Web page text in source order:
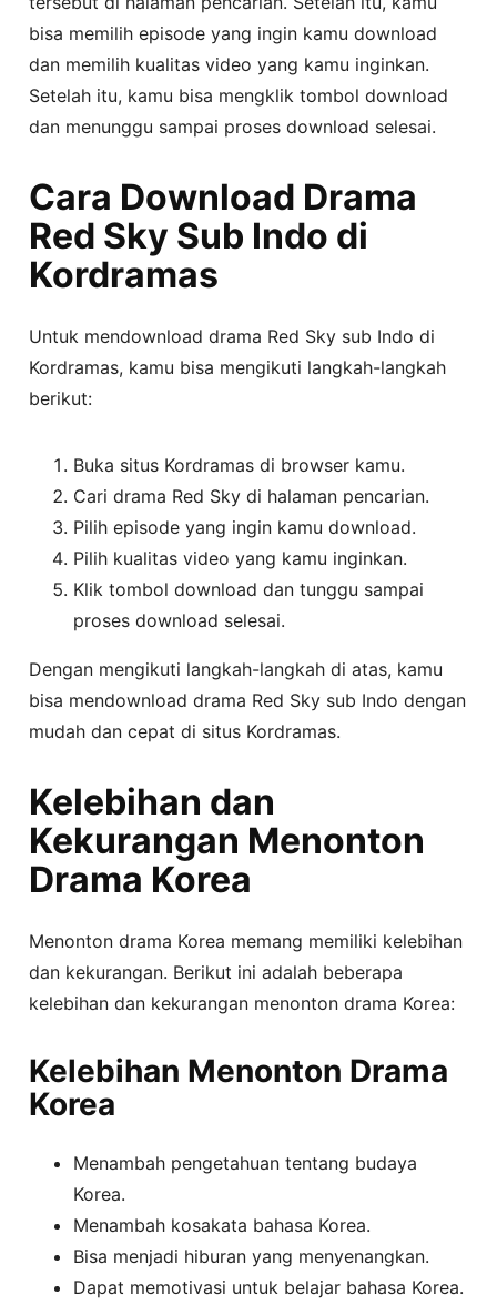
bisa memilih episode yang ingin kamu download
dan memilih kualitas video yang kamu inginkan.
Setelah itu, kamu bisa mengklik tombol download
dan menunggu sampai proses download selesai.
Cara Download Drama
Red Sky Sub Indo di
Kordramas
Untuk mendownload drama Red Sky sub Indo di
Kordramas, kamu bisa mengikuti langkah-langkah
berikut:
Buka situs Kordramas di browser kamu.
Cari drama Red Sky di halaman pencarian.
Pilih episode yang ingin kamu download.
Pilih kualitas video yang kamu inginkan.
Klik tombol download dan tunggu sampai
proses download selesai.
Dengan mengikuti langkah-langkah di atas, kamu
bisa mendownload drama Red Sky sub Indo dengan
mudah dan cepat di situs Kordramas.
Kelebihan dan
Kekurangan Menonton
Drama Korea
Menonton drama Korea memang memiliki kelebihan
dan kekurangan. Berikut ini adalah beberapa
kelebihan dan kekurangan menonton drama Korea:
Kelebihan Menonton Drama
Korea
Menambah pengetahuan tentang budaya
Korea.
Menambah kosakata bahasa Korea.
Bisa menjadi hiburan yang menyenangkan.
Dapat memotivasi untuk belajar bahasa Korea.